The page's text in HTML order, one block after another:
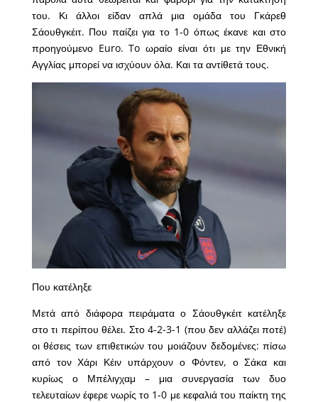
του. Κι άλλοι είδαν απλά μια ομάδα του Γκάρεθ
Σάουθγκέιτ. Που παίζει για το 1-0 όπως έκανε και στο
προηγούμενο Euro. To ωραίο είναι ότι με την Εθνική
Αγγλίας μπορεί να ισχύουν όλα. Και τα αντίθετά τους.
Που κατέληξε
Mετά από διάφορα πειράματα ο Σάουθγκέιτ κατέληξε
στο τι περίπου θέλει. Στο 4-2-3-1 (που δεν αλλάζει ποτέ)
οι θέσεις των επιθετικών του μοιάζουν δεδομένες: πίσω
από τον Χάρι Κέιν υπάρχουν ο Φόντεν, ο Σάκα και
κυρίως ο Μπέλιγχαμ – μια συνεργασία των δυο
τελευταίων έφερε νωρίς το 1-0 με κεφαλιά του παίκτη της